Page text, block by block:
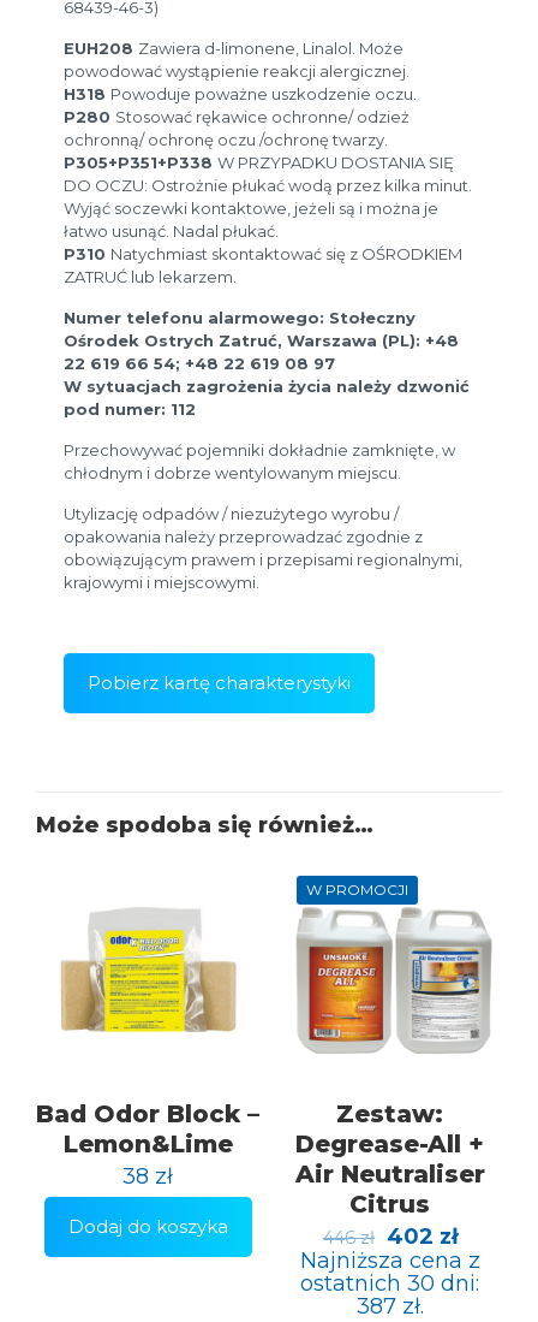
68439-46-3)
EUH208 Zawiera d-limonene, Linalol. Może
powodować wystąpienie reakcji alergicznej.
H318 Powoduje poważne uszkodzenie oczu.
P280 Stosować rękawice ochronne/ odzież
ochronną/ ochronę oczu /ochronę twarzy.
P305+P351+P338W PRZYPADKU DOSTANIA SIĘ
DO OCZU: Ostrożnie płukać wodą przez kilka minut.
Wyjąć soczewki kontaktowe, jeżeli są i można je
łatwo usunąć. Nadal płukać.
P310 Natychmiast skontaktować się z OŚRODKIEM
ZATRUĆ lub lekarzem.
Numer telefonu alarmowego: Stołeczny
Ośrodek Ostrych Zatruć, Warszawa (PL): +48
22 619 66 54; +48 22 619 08 97
W sytuacjach zagrożenia życia należy dzwonić
pod numer: 112
Przechowywać pojemniki dokładnie zamknięte, w
chłodnym i dobrze wentylowanym miejscu.
Utylizację odpadów / niezużytego wyrobu /
opakowania należy przeprowadzać zgodnie z
obowiązującym prawem i przepisami regionalnymi,
krajowymi i miejscowymi.
Pobierz kartę charakterystyki
Może spodoba się również…
Bad Odor Block –
Lemon&Lime
38 zł
Dodaj do koszyka
W PROMOCJI
Zestaw:
Degrease-All +
Air Neutraliser
Citrus
446zł
Pierwotna
cena
wynosiła:
446 zł.
402 zł
cena
wynosi:
Najniższa cena z
ostatnich 30 dni:
387 zł.